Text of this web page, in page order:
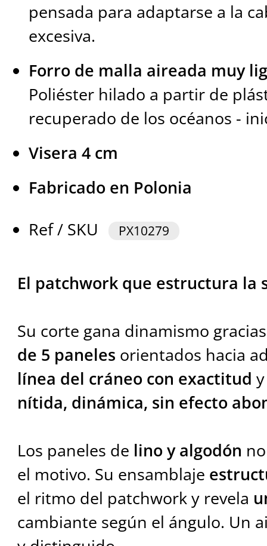
pensada para adaptarse a la
excesiva.
Forro de malla aireada muy
Poliéster hilado a partir de
recuperado de los océanos -
Visera 4 cm
Fabricado en Polonia
Ref / SKU
PX10279
El patchwork que estructura la
Su corte gana dinamismo
de 5 paneles orientados hacia
línea del cráneo con exactitud
nítida, dinámica, sin efecto
Los paneles de lino y algodón
el motivo. Su ensamblaje
el ritmo del patchwork y revela
cambiante según el ángulo. Un